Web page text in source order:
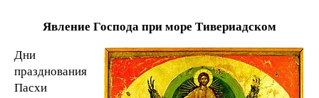
Явление Господа при море Тивериадском
Дни
празднования
Пасхи